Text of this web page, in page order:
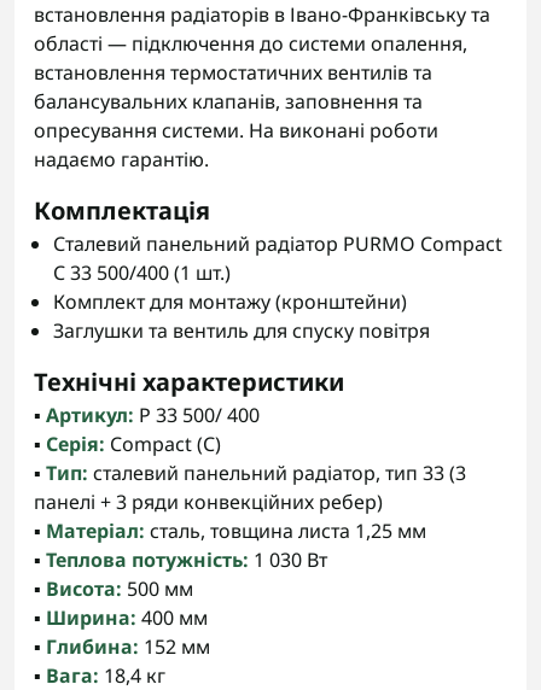
встановлення радіаторів в Івано-Франківську та
області — підключення до системи опалення,
встановлення термостатичних вентилів та
балансувальних клапанів, заповнення та
опресування системи. На виконані роботи
надаємо гарантію.
Комплектація
Сталевий панельний радіатор PURMO Compact
C 33 500/400 (1 шт.)
Комплект для монтажу (кронштейни)
Заглушки та вентиль для спуску повітря
Технічні характеристики
▪️ Артикул: P 33 500/ 400
▪️ Серія: Compact (C)
▪️ Тип: сталевий панельний радіатор, тип 33 (3
панелі + 3 ряди конвекційних ребер)
▪️ Матеріал: сталь, товщина листа 1,25 мм
▪️ Теплова потужність: 1 030 Вт
▪️ Висота: 500 мм
▪️ Ширина: 400 мм
▪️ Глибина: 152 мм
▪️ Вага: 18,4 кг